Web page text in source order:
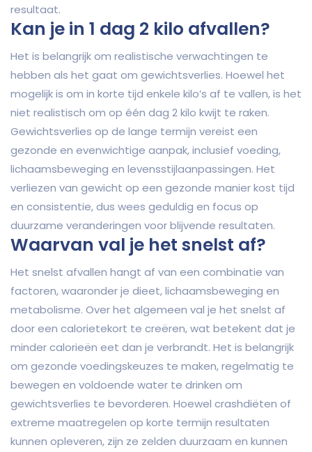
resultaat.
Kan je in 1 dag 2 kilo afvallen?
Het is belangrijk om realistische verwachtingen te
hebben als het gaat om gewichtsverlies. Hoewel het
mogelijk is om in korte tijd enkele kilo’s af te vallen, is het
niet realistisch om op één dag 2 kilo kwijt te raken.
Gewichtsverlies op de lange termijn vereist een
gezonde en evenwichtige aanpak, inclusief voeding,
lichaamsbeweging en levensstijlaanpassingen. Het
verliezen van gewicht op een gezonde manier kost tijd
en consistentie, dus wees geduldig en focus op
duurzame veranderingen voor blijvende resultaten.
Waarvan val je het snelst af?
Het snelst afvallen hangt af van een combinatie van
factoren, waaronder je dieet, lichaamsbeweging en
metabolisme. Over het algemeen val je het snelst af
door een calorietekort te creëren, wat betekent dat je
minder calorieën eet dan je verbrandt. Het is belangrijk
om gezonde voedingskeuzes te maken, regelmatig te
bewegen en voldoende water te drinken om
gewichtsverlies te bevorderen. Hoewel crashdiëten of
extreme maatregelen op korte termijn resultaten
kunnen opleveren, zijn ze zelden duurzaam en kunnen